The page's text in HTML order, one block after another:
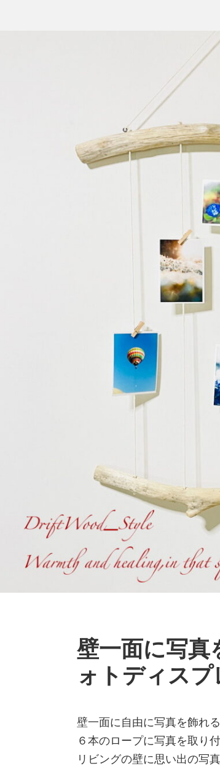
壁一面に写真
ォトディス
壁一面に自由に写真を飾れ
６本のロープに写真を取り
リビングの壁に思い出の写